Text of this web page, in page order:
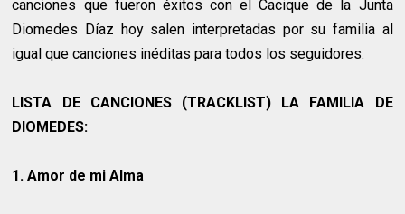
canciones que fueron éxitos con el Cacique de la Junta
Diomedes Díaz hoy salen interpretadas por su familia al
igual que canciones inéditas para todos los seguidores.
LISTA DE CANCIONES (TRACKLIST) LA FAMILIA DE
DIOMEDES:
1. Amor de mi Alma